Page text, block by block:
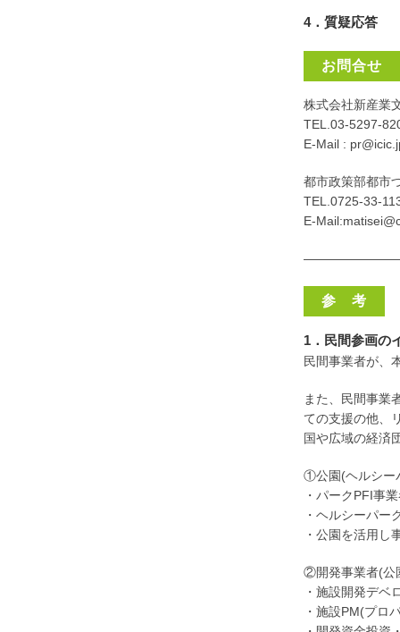
4．質疑応答
お問合せ
株式会社新産
TEL.03-5297-
E-Mail :
都市政策部都市
TEL.0725-33-
E-
参 考
1．民間参画の
民間事業者が、
また、民間事業
ての支援の他、
国や広域の経済
①公園(ヘルシー
・パークPFI事
・ヘルシーパー
・公園を活用し
②開発事業者(公
・施設開発デベ
・施設PM(プロ